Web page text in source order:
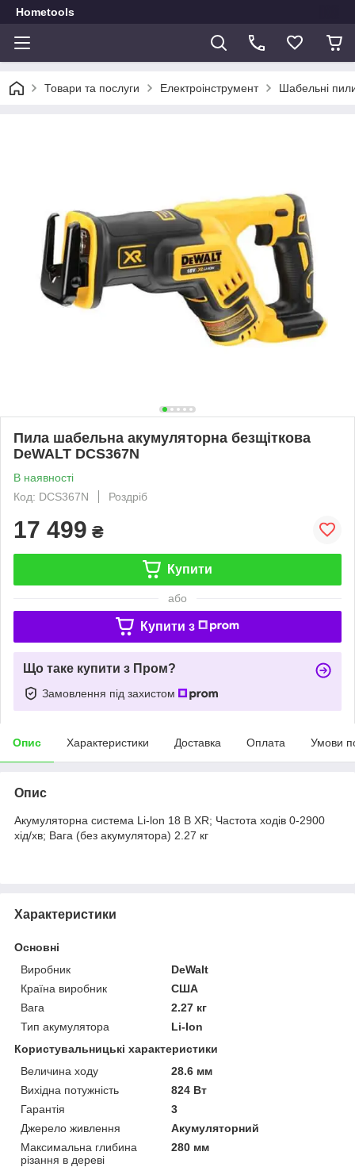
Hometools
Товари та послуги Електроінструмент Шабельні
Пила шабельна акумуляторна безщіткова
DeWALT DCS367N
В наявності
Код: DCS367N
Роздріб
17 499 ₴
Купити
або
Купити з
Що таке купити з Пром?
Замовлення під захистом
Опис Характеристики Доставка Оплата Умови
Опис
Акумуляторна система Li-lon 18 В XR; Частота ходів 0-2900
хід/хв; Вага (без акумулятора) 2.27 кг
Характеристики
Основні
Виробник
DeWalt
Країна виробник
США
Вага
2.27 кг
Тип акумулятора
Li-Ion
Користувальницькі характеристики
Величина ходу
28.6 мм
Вихідна потужність
824 Вт
Гарантія
3
Джерело живлення
Акумуляторний
Максимальна глибина
різання в дереві
280 мм